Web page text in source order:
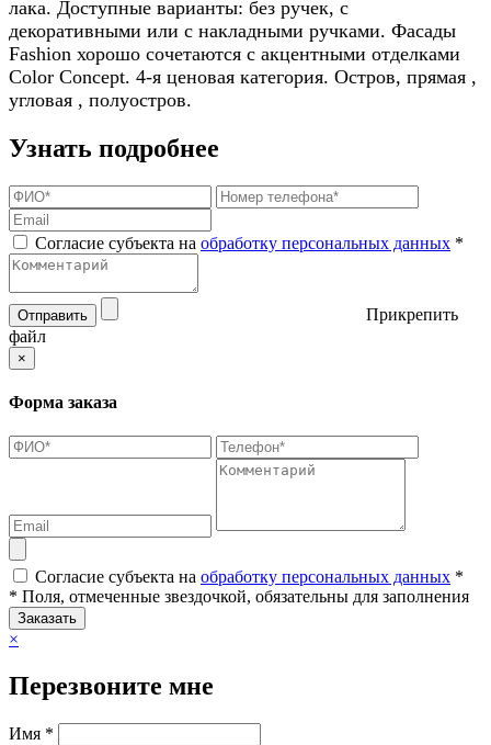
лака. Доступные варианты: без ручек, с
декоративными или с накладными ручками. Фасады
Fashion хорошо сочетаются с акцентными отделками
Color Concept. 4-я ценовая категория. Остров, прямая ,
угловая , полуостров.
Узнать подробнее
Согласие субъекта на обработку персональных данных *
Отправить
Прикрепить
файл
×
Форма заказа
Согласие субъекта на обработку персональных данных *
* Поля, отмеченные звездочкой, обязательны для заполнения
Заказать
×
Перезвоните мне
Имя *